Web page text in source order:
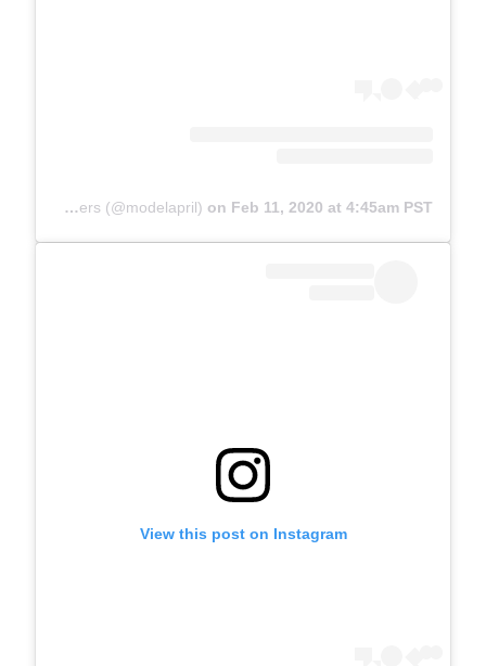
A post shared by April Summers (@modelapril) on Feb 11, 2020 at 4:45am PST
View this post on Instagram